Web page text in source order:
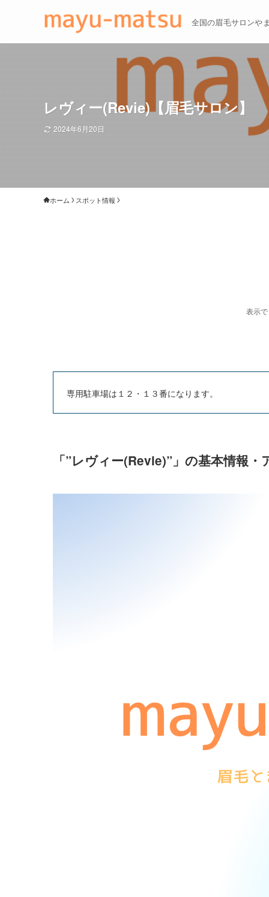
全国の眉毛サロンや
レヴィー(Revie)【眉毛サロン】
2024年6月20日
ホーム スポット情報
専用駐車場は１２・１３番になります。
「”レヴィー(Revie)”」の基本情報・